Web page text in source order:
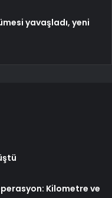
yavaşladı, yeni
Kilometre ve